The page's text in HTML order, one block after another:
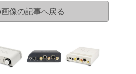
像の記事へ戻る